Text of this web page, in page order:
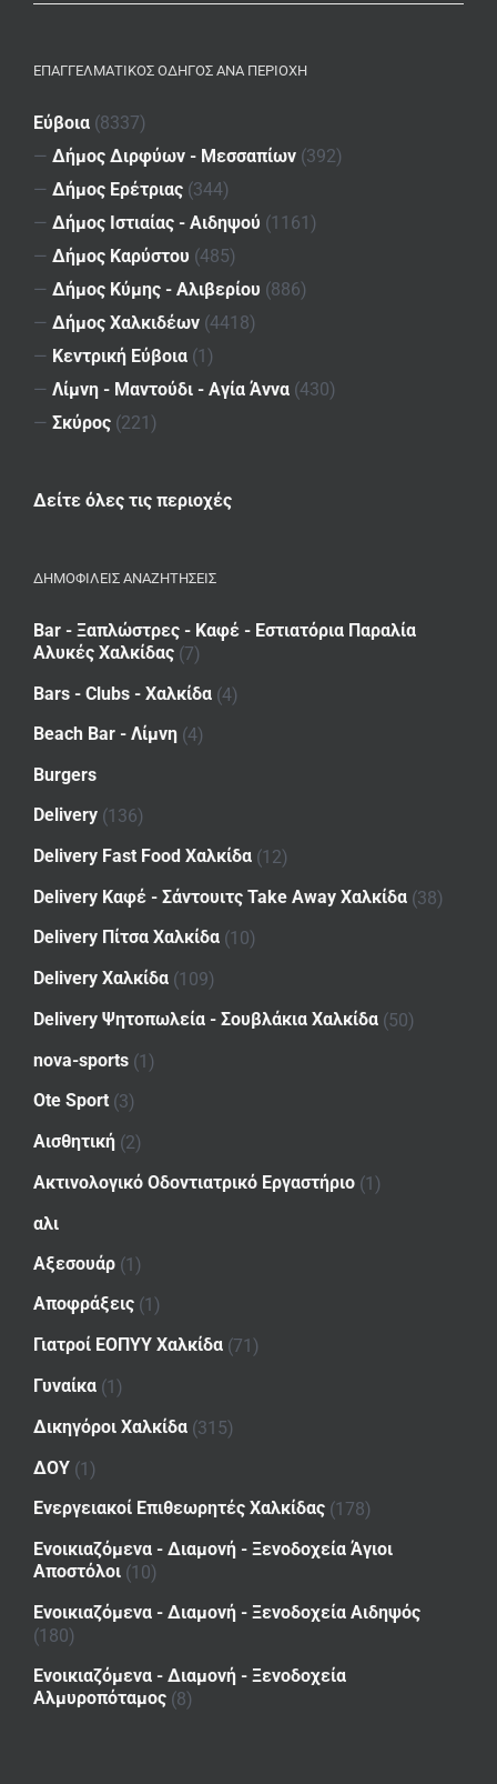
ΕΠΑΓΓΕΛΜΑΤΙΚΌΣ ΟΔΗΓΌΣ ΑΝΆ ΠΕΡΙΟΧΉ
Εύβοια (8337)
— Δήμος Διρφύων - Μεσσαπίων (392)
— Δήμος Ερέτριας (344)
— Δήμος Ιστιαίας - Αιδηψού (1161)
— Δήμος Καρύστου (485)
— Δήμος Κύμης - Αλιβερίου (886)
— Δήμος Χαλκιδέων (4418)
— Κεντρική Εύβοια (1)
— Λίμνη - Μαντούδι - Αγία Άννα (430)
— Σκύρος (221)
Δείτε όλες τις περιοχές
ΔΗΜΟΦΙΛΕΙΣ ΑΝΑΖΗΤΗΣΕΙΣ
Bar - Ξαπλώστρες - Καφέ - Εστιατόρια Παραλία
Αλυκές Χαλκίδας (7)
Bars - Clubs - Χαλκίδα (4)
Beach Bar - Λίμνη (4)
Burgers
Delivery (136)
Delivery Fast Food Χαλκίδα (12)
Delivery Καφέ - Σάντουιτς Take Away Χαλκίδα (38)
Delivery Πίτσα Χαλκίδα (10)
Delivery Χαλκίδα (109)
Delivery Ψητοπωλεία - Σουβλάκια Χαλκίδα (50)
nova-sports (1)
Ote Sport (3)
Αισθητική (2)
Ακτινολογικό Οδοντιατρικό Εργαστήριο (1)
αλι
Αξεσουάρ (1)
Αποφράξεις (1)
Γιατροί ΕΟΠΥΥ Χαλκίδα (71)
Γυναίκα (1)
Δικηγόροι Χαλκίδα (315)
ΔΟΥ (1)
Ενεργειακοί Επιθεωρητές Χαλκίδας (178)
Ενοικιαζόμενα - Διαμονή - Ξενοδοχεία Άγιοι
Αποστόλοι (10)
Ενοικιαζόμενα - Διαμονή - Ξενοδοχεία Αιδηψός
(180)
Ενοικιαζόμενα - Διαμονή - Ξενοδοχεία
Αλμυροπόταμος (8)